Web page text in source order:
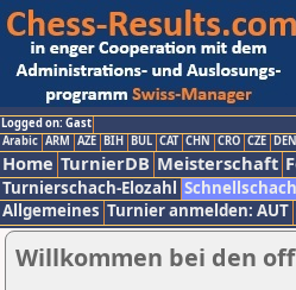
Logged on: Gast
Arabic ARM AZE BIH BUL CAT CHN CRO CZE DEN
Home TurnierDB Meisterschaft
Turnierschach-Elozahl
Allgemeines Turnier anmelden: AUT
Willkommen bei den